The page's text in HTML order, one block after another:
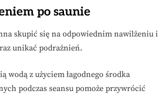
po saunie
skupić się na odpowiednim nawilżeniu i
unikać podrażnień.
wodą z użyciem łagodnego środka
podczas seansu pomoże przywrócić